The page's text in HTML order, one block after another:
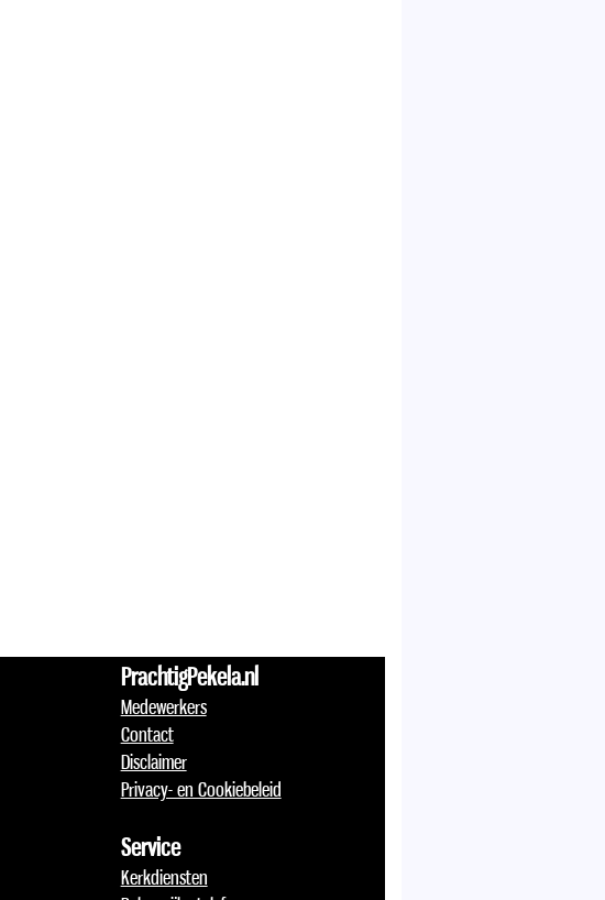
PrachtigPekela.nl
Medewerkers
Contact
Disclaimer
Privacy- en Cookiebeleid
Service
Kerkdiensten